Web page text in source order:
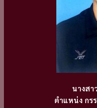
นางส
ตำแหน่ง กร